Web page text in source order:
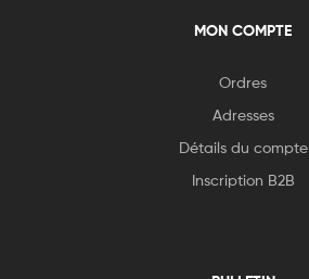
MON COMPTE
Ordres
Adresses
Détails du compte
Inscription B2B